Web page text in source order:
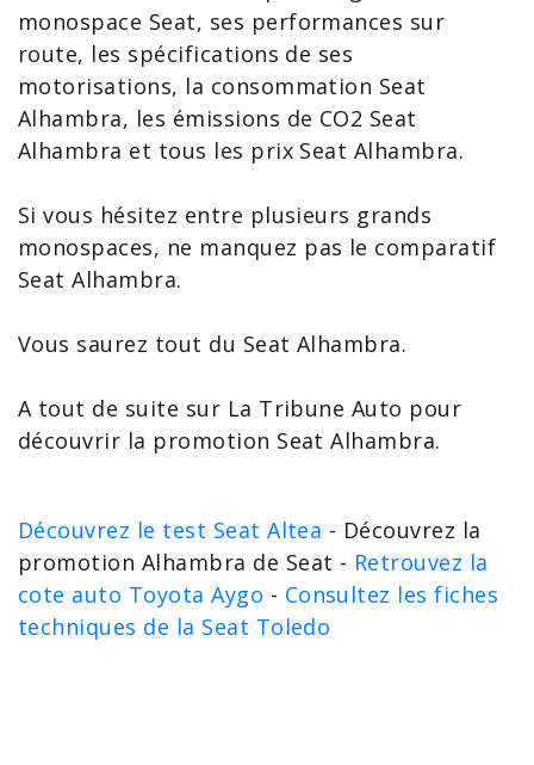
monospace Seat, ses performances sur
route, les spécifications de ses
motorisations, la consommation Seat
Alhambra, les émissions de CO2 Seat
Alhambra et tous les prix Seat Alhambra.
Si vous hésitez entre plusieurs grands
monospaces, ne manquez pas le comparatif
Seat Alhambra.
Vous saurez tout du Seat Alhambra.
A tout de suite sur La Tribune Auto pour
découvrir la promotion Seat Alhambra.
Découvrez le test Seat Altea - Découvrez la
promotion Alhambra de Seat - Retrouvez la
cote auto Toyota Aygo - Consultez les fiches
techniques de la Seat Toledo